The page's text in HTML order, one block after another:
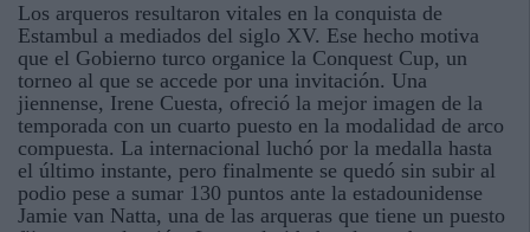
Los arqueros resultaron vitales en la conquista de
Estambul a mediados del siglo XV. Ese hecho motiva
que el Gobierno turco organice la Conquest Cup, un
torneo al que se accede por una invitación. Una
jiennense, Irene Cuesta, ofreció la mejor imagen de la
temporada con un cuarto puesto en la modalidad de arco
compuesta. La internacional luchó por la medalla hasta
el último instante, pero finalmente se quedó sin subir al
podio pese a sumar 130 puntos ante la estadounidense
Jamie van Natta, una de las arqueras que tiene un puesto